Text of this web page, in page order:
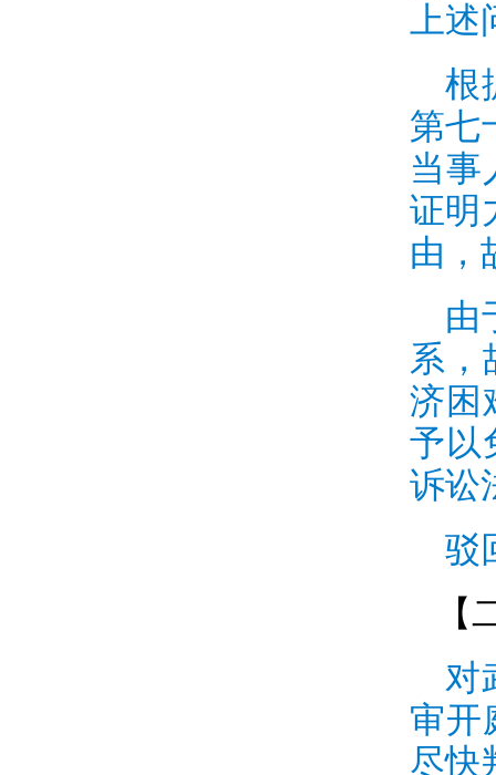
上述
根
第七
当事
证明
由，
由
系，
济困
予以
诉讼
驳
对
审开
尽快